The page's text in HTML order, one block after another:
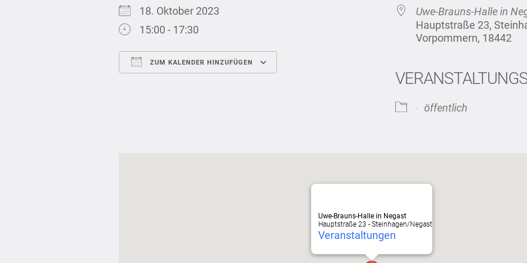
18. Oktober 2023
15:00 - 17:30
ZUM KALENDER HINZUFÜGEN
iCalendar
Uwe-Brauns-Halle in
Hauptstraße 23,
Vorpommern, 18442
öffentlich
Uwe-Brauns-Halle in Negast
Hauptstraße 23 - Steinhagen/Negast
Veranstaltungen